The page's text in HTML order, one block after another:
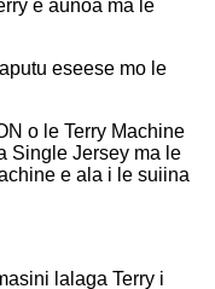
e aunoa ma le
eseese mo le
o le Terry Machine
Single Jersey ma le
e ala i le suiina
lalaga Terry i